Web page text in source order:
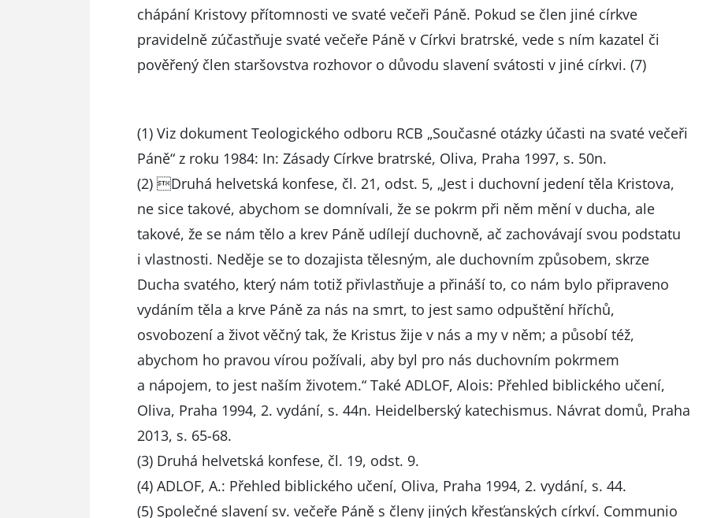
chápání Kristovy přítomnosti ve svaté večeři Páně. Pokud se člen jiné církve
pravidelně zúčastňuje svaté večeře Páně v Církvi bratrské, vede s ním kazatel či
pověřený člen staršovstva rozhovor o důvodu slavení svátosti v jiné církvi. (7)
(1) Viz dokument Teologického odboru RCB „Současné otázky účasti na svaté večeři
Páně“ z roku 1984: In: Zásady Církve bratrské, Oliva, Praha 1997, s. 50n.
(2) Druhá helvetská konfese, čl. 21, odst. 5, „Jest i duchovní jedení těla Kristova,
ne sice takové, abychom se domnívali, že se pokrm při něm mění v ducha, ale
takové, že se nám tělo a krev Páně udílejí duchovně, ač zachovávají svou podstatu
i vlastnosti. Neděje se to dozajista tělesným, ale duchovním způsobem, skrze
Ducha svatého, který nám totiž přivlastňuje a přináší to, co nám bylo připraveno
vydáním těla a krve Páně za nás na smrt, to jest samo odpuštění hříchů,
osvobození a život věčný tak, že Kristus žije v nás a my v něm; a působí též,
abychom ho pravou vírou požívali, aby byl pro nás duchovním pokrmem
a nápojem, to jest naším životem.“ Také ADLOF, Alois: Přehled biblického učení,
Oliva, Praha 1994, 2. vydání, s. 44n. Heidelberský katechismus. Návrat domů, Praha
2013, s. 65-68.
(3) Druhá helvetská konfese, čl. 19, odst. 9.
(4) ADLOF, A.: Přehled biblického učení, Oliva, Praha 1994, 2. vydání, s. 44.
(5) Společné slavení sv. večeře Páně s členy jiných křesťanských církví. Communio